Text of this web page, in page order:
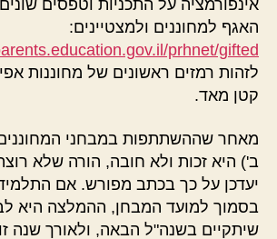
אינפורמציה על התכניות וטפסים
האגף למחוננים ולמצטיינים:
prhnet/gifted
לזהות רמזים ראשונים של מחוננות
קטן מאד.
מאחר שההשתתפות במבחני
ב') היא זכות ולא חובה, הורה שלא
יעדכן על כך בכתב מפורש. אם
בסמוך למועד המבחן, ההמלצה היא
שיתקיים בשנה"ל הבאה, ולאורך שנה